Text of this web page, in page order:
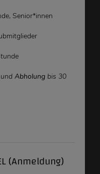
Senior*innen
Abholung bis 30
(Anmeldung)